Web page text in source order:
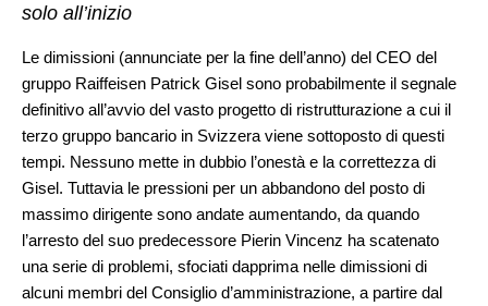
solo all’inizio
Le dimissioni (annunciate per la fine dell’anno) del CEO del
gruppo Raiffeisen Patrick Gisel sono probabilmente il segnale
definitivo all’avvio del vasto progetto di ristrutturazione a cui il
terzo gruppo bancario in Svizzera viene sottoposto di questi
tempi. Nessuno mette in dubbio l’onestà e la correttezza di
Gisel. Tuttavia le pressioni per un abbandono del posto di
massimo dirigente sono andate aumentando, da quando
l’arresto del suo predecessore Pierin Vincenz ha scatenato
una serie di problemi, sfociati dapprima nelle dimissioni di
alcuni membri del Consiglio d’amministrazione, a partire dal